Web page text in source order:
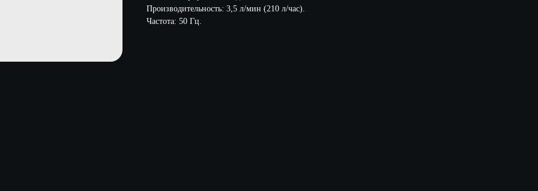
Производительность: 3,5 л/мин (210 л/час).
Частота: 50 Гц.